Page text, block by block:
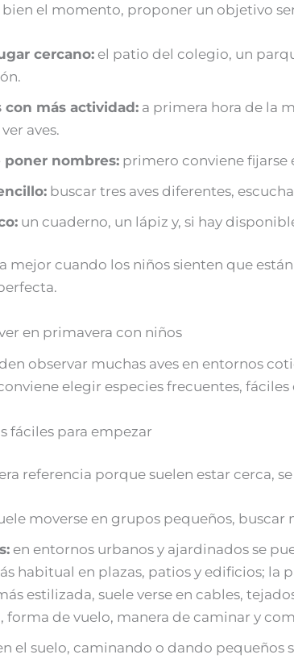
el momento, proponer un objetivo
cercano: el patio del colegio, un
más actividad: a primera hora de la
aves.
poner nombres: primero conviene fijarse
buscar tres aves diferentes,
un cuaderno, un lápiz y, si hay
mejor cuando los niños sienten que
en primavera con niños
observar muchas aves en entornos
elegir especies frecuentes,
fáciles para empezar
referencia porque suelen estar cerca,
moverse en grupos pequeños, buscar
en entornos urbanos y ajardinados se
habitual en plazas, patios y edificios; la
estilizada, suele verse en cables,
forma de vuelo, manera de caminar y
el suelo, caminando o dando